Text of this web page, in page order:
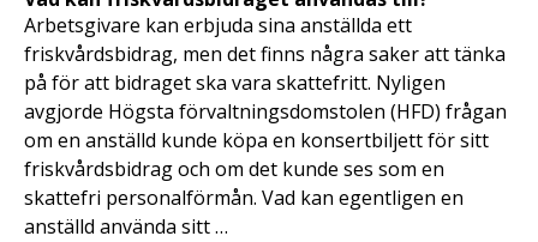
Arbetsgivare kan erbjuda sina anställda ett
friskvårdsbidrag, men det finns några saker att tänka
på för att bidraget ska vara skattefritt. Nyligen
avgjorde Högsta förvaltningsdomstolen (HFD) frågan
om en anställd kunde köpa en konsertbiljett för sitt
friskvårdsbidrag och om det kunde ses som en
skattefri personalförmån. Vad kan egentligen en
anställd använda sitt …